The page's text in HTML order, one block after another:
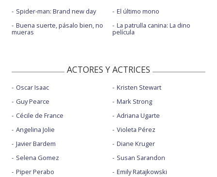
Spider-man: Brand new day
Buena suerte, pásalo bien, no
mueras
El último mono
La patrulla canina: La dino
película
ACTORES Y ACTRICES
Oscar Isaac
Guy Pearce
Cécile de France
Angelina Jolie
Javier Bardem
Selena Gomez
Piper Perabo
Kristen Stewart
Mark Strong
Adriana Ugarte
Violeta Pérez
Diane Kruger
Susan Sarandon
Emily Ratajkowski